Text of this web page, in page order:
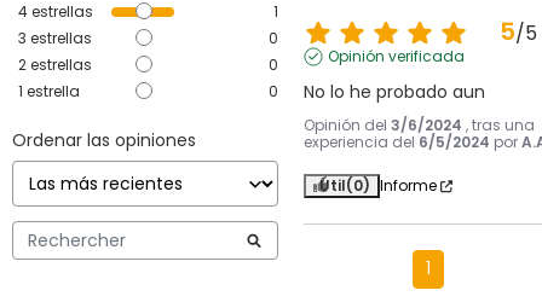
4estrellas
1
3 estrellas
0
2estrellas
0
1 estrella 0
Ordenar las opiniones
5/5
Opinión verificada
No lo he probado aun
Opinión del 3/6/2024 , tras una
experiencia del 6/5/2024 por
Útil(0) Informe
1